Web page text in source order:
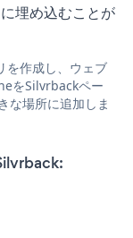
埋め込むことが
を作成し、ウェブ
をSilvrbackペー
な場所に追加しま